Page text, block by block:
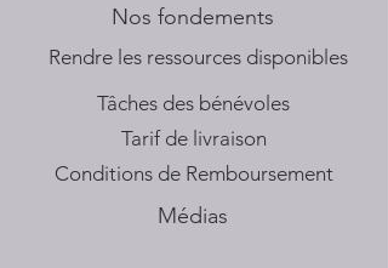
Nos fondements
​Rendre les ressources disponibles
Tâches des bénévoles
Tarif de livraison
Conditions de Remboursement
Médias